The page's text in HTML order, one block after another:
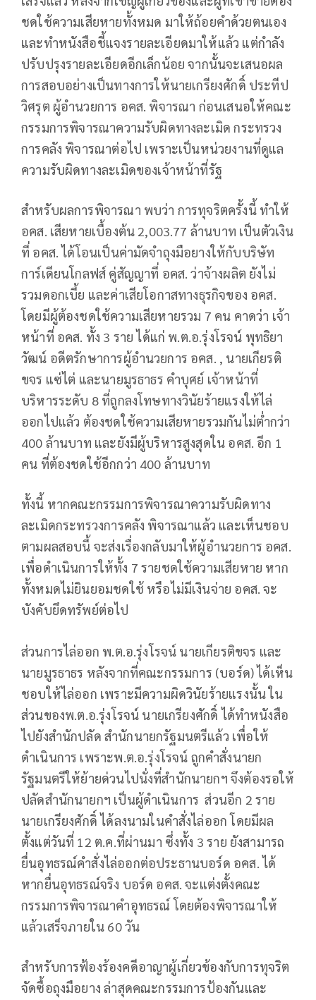
ชดใช้ความเสียหายทั้งหมด มาให้ถ้อยคำด้วยตนเอง
และทำหนังสือชี้แจงรายละเอียดมาให้แล้ว แต่กำลัง
ปรับปรุงรายละเอียดอีกเล็กน้อย จากนั้นจะเสนอผล
การสอบอย่างเป็นทางการให้นายเกรียงศักดิ์ ประทีป
วิศรุต ผู้อำนวยการ อคส. พิจารณา ก่อนเสนอให้คณะ
กรรมการพิจารณาความรับผิดทางละเมิด กระทรวง
การคลัง พิจารณาต่อไป เพราะเป็นหน่วยงานที่ดูแล
ความรับผิดทางละเมิดของเจ้าหน้าที่รัฐ
สำหรับผลการพิจารณา พบว่า การทุจริตครั้งนี้ ทำให้
อคส. เสียหายเบื้องต้น 2,003.77 ล้านบาท เป็นตัวเงิน
ที่ อคส. ได้โอนเป็นค่ามัดจำถุงมือยางให้กับบริษัท
การ์เดียนโกลฟส์ คู่สัญญาที่ อคส. ว่าจ้างผลิต ยังไม่
รวมดอกเบี้ย และค่าเสียโอกาสทางธุรกิจของ อคส.
โดยมีผู้ต้องชดใช้ความเสียหายรวม 7 คน คาดว่า เจ้า
หน้าที่ อคส. ทั้ง 3 ราย ได้แก่ พ.ต.อ.รุ่งโรจน์ พุทธิยา
วัฒน์ อดีตรักษาการผู้อำนวยการ อคส. , นายเกียรติ
ขจร แซ่ไต่ และนายมูรธาธร คำบุศย์ เจ้าหน้าที่
บริหารระดับ 8 ที่ถูกลงโทษทางวินัยร้ายแรงให้ไล่
ออกไปแล้ว ต้องชดใช้ความเสียหายรวมกันไม่ต่ำกว่า
400 ล้านบาท และยังมีผู้บริหารสูงสุดใน อคส. อีก 1
คน ที่ต้องชดใช้อีกกว่า 400 ล้านบาท
ทั้งนี้ หากคณะกรรมการพิจารณาความรับผิดทาง
ละเมิดกระทรวงการคลัง พิจารณาแล้ว และเห็นชอบ
ตามผลสอบนี้ จะส่งเรื่องกลับมาให้ผู้อำนวยการ อคส.
เพื่อดำเนินการให้ทั้ง 7 รายชดใช้ความเสียหาย หาก
ทั้งหมดไม่ยินยอมชดใช้ หรือไม่มีเงินจ่าย อคส. จะ
บังคับยึดทรัพย์ต่อไป
ส่วนการไล่ออก พ.ต.อ.รุ่งโรจน์ นายเกียรติขจร และ
นายมูรธาธร หลังจากที่คณะกรรมการ (บอร์ด) ได้เห็น
ชอบให้ไล่ออก เพราะมีความผิดวินัยร้ายแรงนั้น ใน
ส่วนของพ.ต.อ.รุ่งโรจน์ นายเกรียงศักดิ์ ได้ทำหนังสือ
ไปยังสำนักปลัด สำนักนายกรัฐมนตรีแล้ว เพื่อให้
ดำเนินการ เพราะพ.ต.อ.รุ่งโรจน์ ถูกคำสั่งนายก
รัฐมนตรีให้ย้ายด่วนไปนั่งที่สำนักนายกฯ จึงต้องรอให้
ปลัดสำนักนายกฯ เป็นผู้ดำเนินการ ส่วนอีก 2 ราย
นายเกรียงศักดิ์ ได้ลงนามในคำสั่งไล่ออก โดยมีผล
ตั้งแต่วันที่ 12 ต.ค.ที่ผ่านมา ซึ่งทั้ง 3 ราย ยังสามารถ
ยื่นอุทธรณ์คำสั่งไล่ออกต่อประธานบอร์ด อคส. ได้
หากยื่นอุทธรณ์จริง บอร์ด อคส. จะแต่งตั้งคณะ
กรรมการพิจารณาคำอุทธรณ์ โดยต้องพิจารณาให้
แล้วเสร็จภายใน 60 วัน
สำหรับการฟ้องร้องคดีอาญาผู้เกี่ยวข้องกับการทุจริต
จัดซื้อถุงมือยาง ล่าสุดคณะกรรมการป้องกันและ